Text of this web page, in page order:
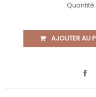
Quantité
AJOUTER AU